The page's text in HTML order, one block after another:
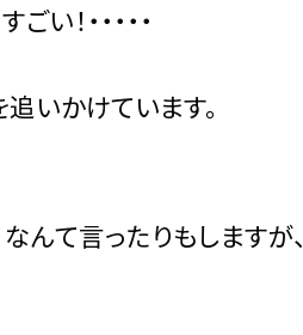
・・・・・
いかけています。
て言ったりもしますが、